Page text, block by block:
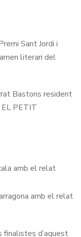
Sant Jordi i
literari del
Bastons resident
PETIT
amb el relat
amb el relat
finalistes d’aquest